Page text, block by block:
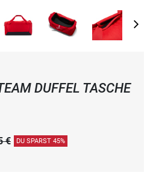
DUFFEL TASCHE
€ DU SPARST 45%